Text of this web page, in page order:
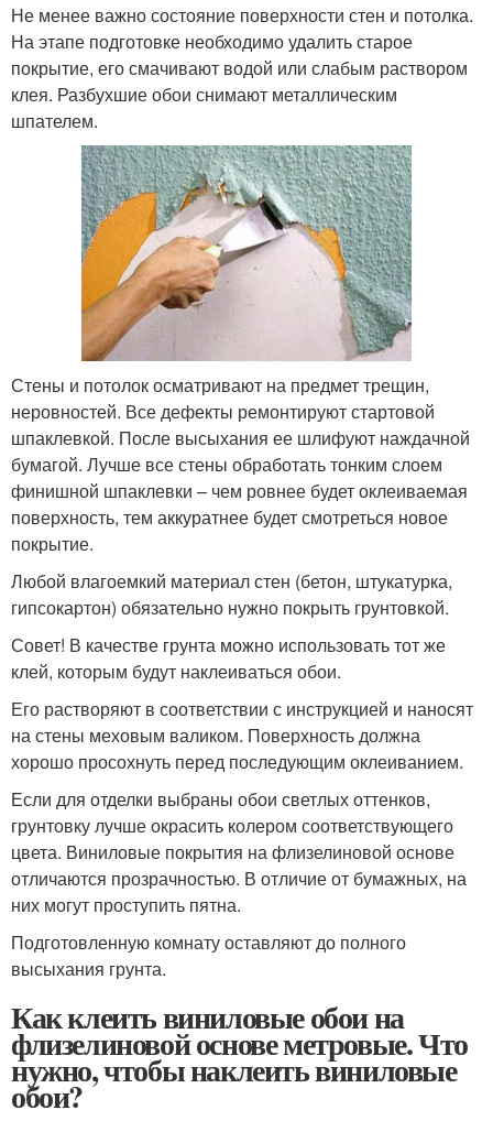
Не менее важно состояние поверхности стен и потолка.
На этапе подготовке необходимо удалить старое
покрытие, его смачивают водой или слабым раствором
клея. Разбухшие обои снимают металлическим
шпателем.
Стены и потолок осматривают на предмет трещин,
неровностей. Все дефекты ремонтируют стартовой
шпаклевкой. После высыхания ее шлифуют наждачной
бумагой. Лучше все стены обработать тонким слоем
финишной шпаклевки – чем ровнее будет оклеиваемая
поверхность, тем аккуратнее будет смотреться новое
покрытие.
Любой влагоемкий материал стен (бетон, штукатурка,
гипсокартон) обязательно нужно покрыть грунтовкой.
Совет! В качестве грунта можно использовать тот же
клей, которым будут наклеиваться обои.
Его растворяют в соответствии с инструкцией и наносят
на стены меховым валиком. Поверхность должна
хорошо просохнуть перед последующим оклеиванием.
Если для отделки выбраны обои светлых оттенков,
грунтовку лучше окрасить колером соответствующего
цвета. Виниловые покрытия на флизелиновой основе
отличаются прозрачностью. В отличие от бумажных, на
них могут проступить пятна.
Подготовленную комнату оставляют до полного
высыхания грунта.
Как клеить виниловые обои на
флизелиновой основе метровые. Что
нужно, чтобы наклеить виниловые
обои?